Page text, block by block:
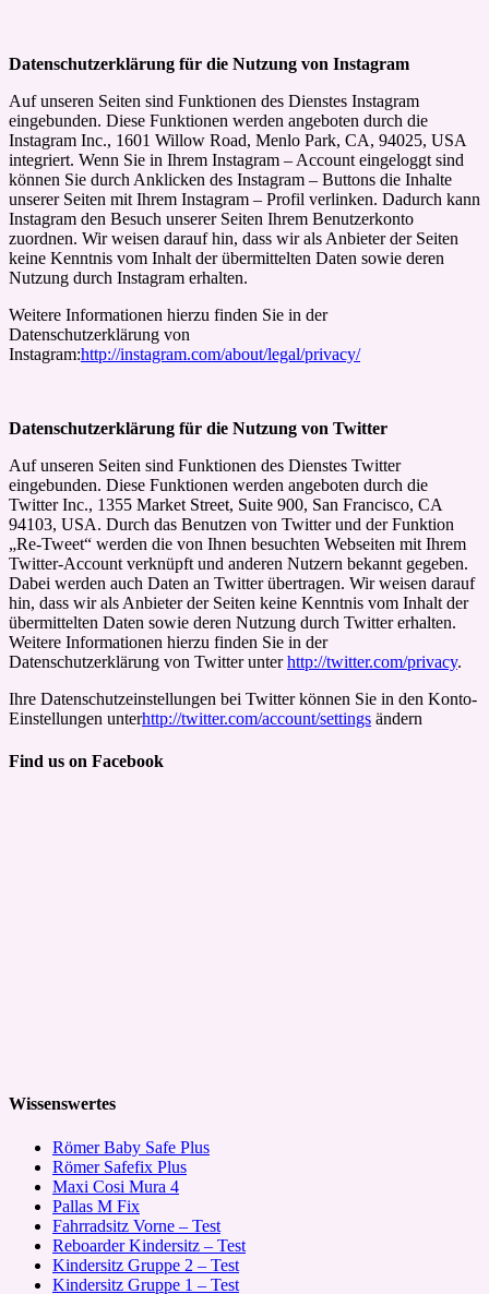
Datenschutzerklärung für die Nutzung von Instagram
Auf unseren Seiten sind Funktionen des Dienstes Instagram
eingebunden. Diese Funktionen werden angeboten durch die
Instagram Inc., 1601 Willow Road, Menlo Park, CA, 94025, USA
integriert. Wenn Sie in Ihrem Instagram – Account eingeloggt sind
können Sie durch Anklicken des Instagram – Buttons die Inhalte
unserer Seiten mit Ihrem Instagram – Profil verlinken. Dadurch kann
Instagram den Besuch unserer Seiten Ihrem Benutzerkonto
zuordnen. Wir weisen darauf hin, dass wir als Anbieter der Seiten
keine Kenntnis vom Inhalt der übermittelten Daten sowie deren
Nutzung durch Instagram erhalten.
Weitere Informationen hierzu finden Sie in der
Datenschutzerklärung von
Instagram:http://instagram.com/about/legal/privacy/
Datenschutzerklärung für die Nutzung von Twitter
Auf unseren Seiten sind Funktionen des Dienstes Twitter
eingebunden. Diese Funktionen werden angeboten durch die
Twitter Inc., 1355 Market Street, Suite 900, San Francisco, CA
94103, USA. Durch das Benutzen von Twitter und der Funktion
„Re-Tweet“ werden die von Ihnen besuchten Webseiten mit Ihrem
Twitter-Account verknüpft und anderen Nutzern bekannt gegeben.
Dabei werden auch Daten an Twitter übertragen. Wir weisen darauf
hin, dass wir als Anbieter der Seiten keine Kenntnis vom Inhalt der
übermittelten Daten sowie deren Nutzung durch Twitter erhalten.
Weitere Informationen hierzu finden Sie in der
Datenschutzerklärung von Twitter unterhttp://twitter.com/privacy.
Ihre Datenschutzeinstellungen bei Twitter können Sie in den Konto-
Einstellungen unterhttp://twitter.com/account/settings ändern
Find us on Facebook
Wissenswertes
Römer Baby Safe Plus
Römer Safefix Plus
Maxi Cosi Mura 4
Pallas M Fix
Fahrradsitz Vorne – Test
Reboarder Kindersitz – Test
Kindersitz Gruppe 2 – Test
Kindersitz Gruppe 1 – Test